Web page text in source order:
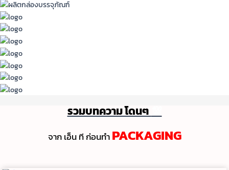
รวมบทความ โดนๆ
จาก เอ็น ที ก่อนทํา PACKAGING